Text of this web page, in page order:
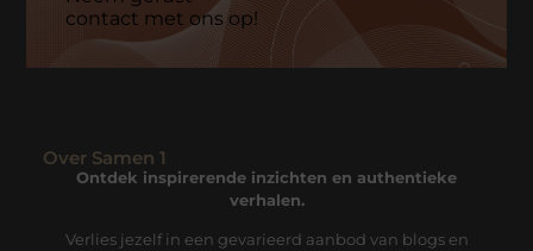
contact met ons op!
Over Samen 1
Ontdek inspirerende inzichten en authentieke
verhalen.
Verlies jezelf in een gevarieerd aanbod van blogs en